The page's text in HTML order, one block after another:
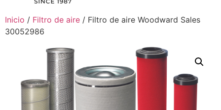
Inicio / Filtro de aire / Filtro de aire Woodward Sales
30052986